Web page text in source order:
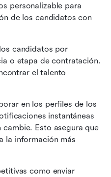
personalizable para
de los candidatos con
candidatos por
o etapa de contratación.
el talento
en los perfiles de los
instantáneas
Esto asegura que
la información más
como enviar